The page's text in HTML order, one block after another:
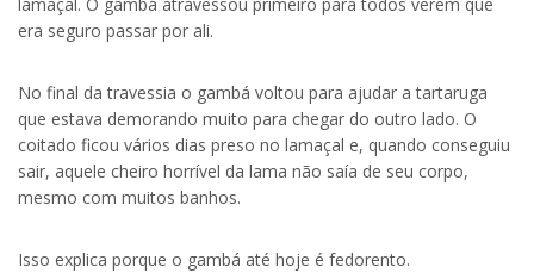
era seguro passar por ali.
No final da travessia o gambá voltou para ajudar a tartaruga
que estava demorando muito para chegar do outro lado. O
coitado ficou vários dias preso no lamaçal e, quando conseguiu
sair, aquele cheiro horrível da lama não saía de seu corpo,
mesmo com muitos banhos.
Isso explica porque o gambá até hoje é fedorento.